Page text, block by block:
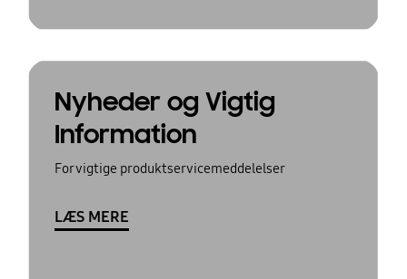
Nyheder og Vigtig
Information
For vigtige produktservicemeddelelser
LÆS MERE